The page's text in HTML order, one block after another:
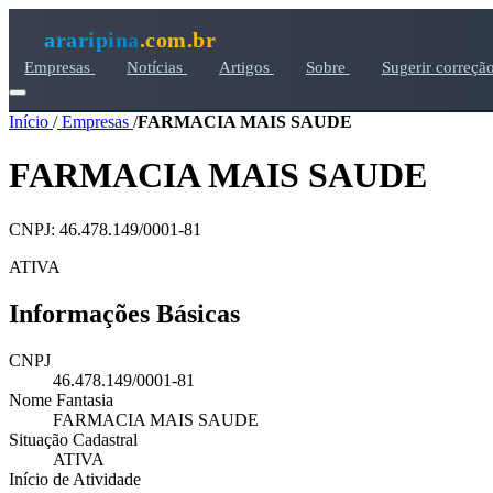
araripina.com.br
Empresas Notícias Artigos Sobre Sugerir
Início /Empresas /FARMACIA MAIS SAUDE
FARMACIA MAIS SAUDE
CNPJ: 46.478.149/0001-81
ATIVA
Informações Básicas
CNPJ
46.478.149/0001-81
Nome Fantasia
FARMACIA MAIS SAUDE
Situação Cadastral
ATIVA
Início de Atividade